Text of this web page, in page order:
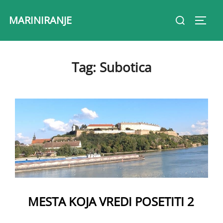
MARINIRANJE
Search
Tag: Subotica
MESTA KOJA VREDI POSETITI 2